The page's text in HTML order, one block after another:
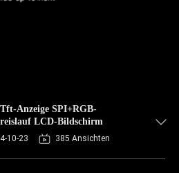
Anzeige SPI+RGB-
LCD-Bildschirm
10-23 385 Ansichten